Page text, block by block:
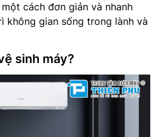
cách đơn giản và nhanh
không gian sống trong lành và
sinh máy?